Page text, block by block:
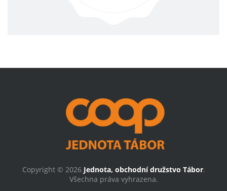
Copyright © 2026 Jednota, obchodní družstvo Tábor.
Všechna práva vyhrazena.